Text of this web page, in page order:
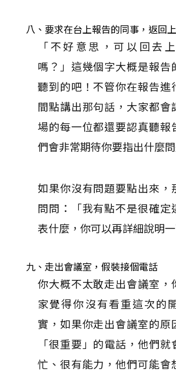
八、要求在台上報告的同事，返回
「不好意思，可以回去
嗎？」這幾個字大概是報告
聽到的吧！不管你在報告進
間點講出那句話，大家都會
場的每一位都還要認真聽報
們會非常期待你要指出什麼
如果你沒有問題要點出來，
問問：「我有點不是很確定
表什麼，你可以再詳細說明一
九、走出會議室，假裝接個電話
你大概不太敢走出會議室，
家覺得你沒有看重這次的
實，如果你走出會議室的原
「很重要」的電話，他們就
忙、很有能力，他們可能會